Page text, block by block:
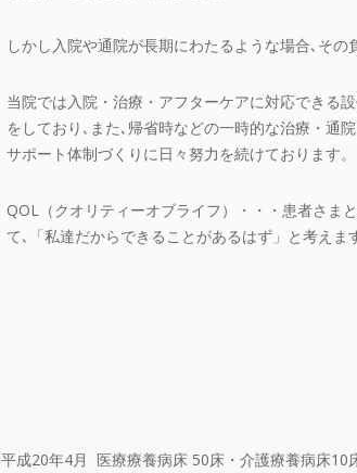
しかし入院や通院が長期にわたるような場合､その
当院では入院・治療・アフターケアに対応できる
をしており､また､帰省時などの一時的な治療・通
サポート体制づくりに日々努力を続けております。
QOL（クオリティーオブライフ）・・・患者さま
て､「私達だからできることがあるはず」と考えま
平成20年4月 医療療養病床 50床・介護療養病床10